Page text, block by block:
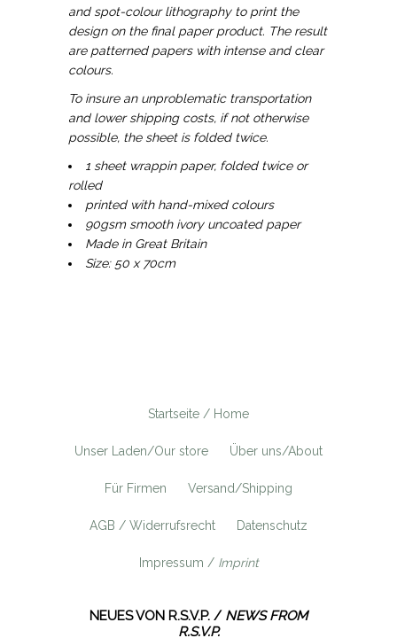
and spot-colour lithography to print the
design on the final paper product. The result
are patterned papers with intense and clear
colours.
To insure an unproblematic transportation
and lower shipping costs, if not otherwise
possible, the sheet is folded twice.
1 sheet wrappin paper, folded twice or
rolled
printed with hand-mixed colours
90gsm smooth ivory uncoated paper
Made in Great Britain
Size: 50 x 70cm
Startseite / Home
Unser Laden/Our store Über uns/About
Für Firmen Versand/Shipping
AGB / Widerrufsrecht Datenschutz
Impressum / Imprint
NEUES VON R.S.V.P. / NEWS FROM
R.S.V.P.